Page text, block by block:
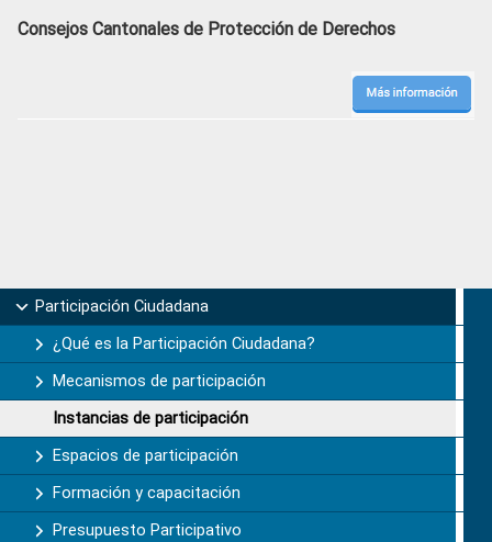
Consejos Cantonales de Protección de Derechos
Primary
Sidebar
Participación Ciudadana
¿Qué es la Participación Ciudadana?
Mecanismos de participación
Instancias de participación
Espacios de participación
Formación y capacitación
Presupuesto Participativo